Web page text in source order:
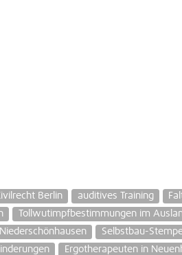
Berlin auditives Training
Tollwutimpfbestimmungen im
Selbstbau-
Ergotherapeuten in